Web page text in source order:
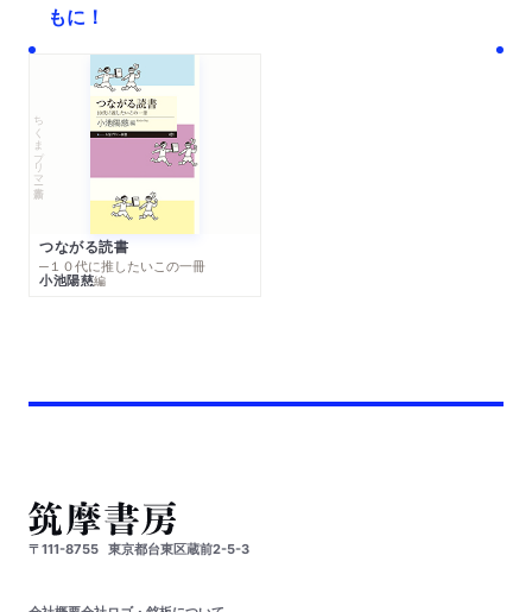
もに！
ちくまプリマー新書
つながる読書
─１０代に推したいこの一冊
小池陽慈編
〒111-8755 東京都台東区蔵前2-5-3